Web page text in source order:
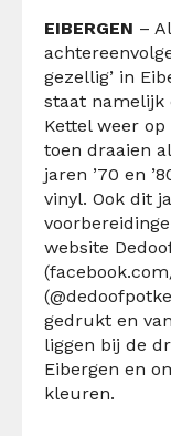
EIBERGEN –
gezellig’ in
staat namelijk
Kettel weer op
toen draaien
jaren ’70 en
vinyl. Ook dit
website
gedrukt en
liggen bij de
Eibergen en
kleuren.